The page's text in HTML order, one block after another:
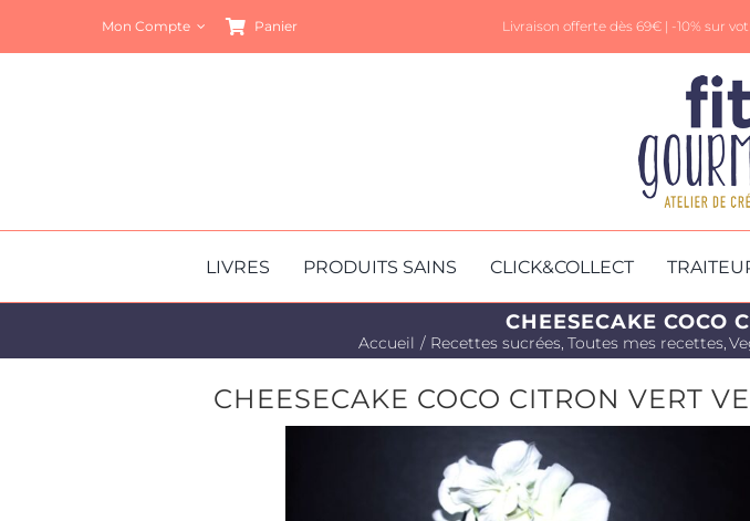
contenu
Mon Compte Panier Livraison offerte dès 69€ | -10% sur
LIVRES PRODUITS SAINS CLICK&COLLECT
CHEESECAKE COCO
Accueil Recettes sucrées Toutes mes recettes
CHEESECAKE COCO CITRON VERT